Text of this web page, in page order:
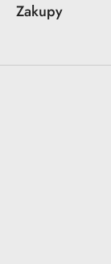
Zakupy